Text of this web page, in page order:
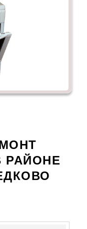
РАЙОНЕ